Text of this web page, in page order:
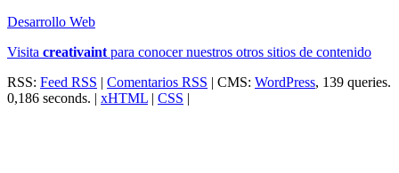
Desarrollo Web
Visita creativaint para conocer nuestros otros sitios de contenido
RSS: Feed RSS | Comentarios RSS | CMS: WordPress, 139 queries.
0,186 seconds. | xHTML | CSS |